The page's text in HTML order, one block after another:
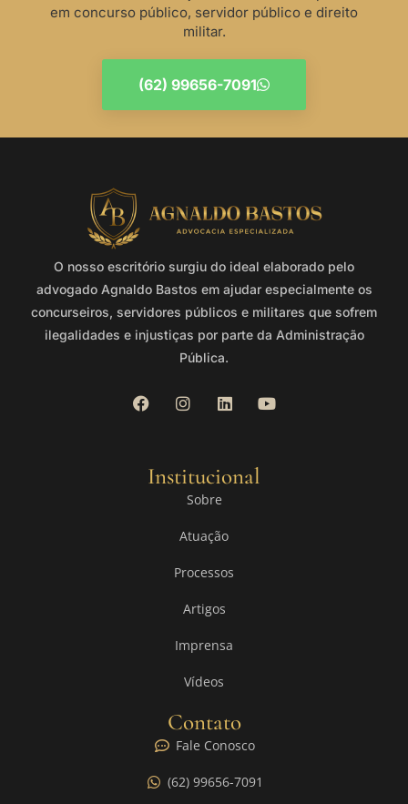
em concurso público, servidor público e direito
militar.
(62) 99656-7091
O nosso escritório surgiu do ideal elaborado pelo
advogado Agnaldo Bastos em ajudar especialmente os
concurseiros, servidores públicos e militares que sofrem
ilegalidades e injustiças por parte da Administração
Pública.
Institucional
Sobre
Atuação
Processos
Artigos
Imprensa
Vídeos
Contato
Fale Conosco
(62) 99656-7091